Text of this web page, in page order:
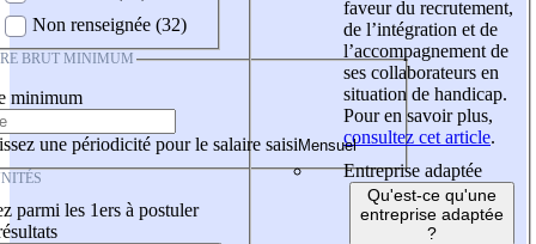
Non renseignée (32)
BRUT MINIMUM
minimum
une périodicité pour le salaire saisi
parmi les 1ers à postuler
faveur du recrutement,
de l’intégration et de
l’accompagnement de
ses collaborateurs en
situation de handicap.
Pour en savoir plus,
consultez cet article.
Entreprise adaptée
Qu'est-ce qu'une
entreprise adaptée
?